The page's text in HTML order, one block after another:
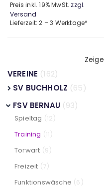
Preis inkl. 19% MwSt. zzgl.
Versand
Lieferzeit: 2 – 3 Werktage*
Zeige
VEREINE (162)
SV BUCHHOLZ (65)
FSV BERNAU (93)
Spieltag (12)
Training (11)
Torwart (9)
Freizeit (7)
Funktionswäsche (6)